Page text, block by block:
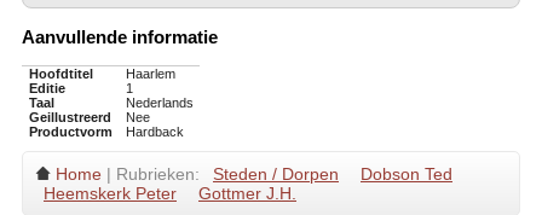
Aanvullende informatie
Hoofdtitel
Haarlem
Editie
1
Taal
Nederlands
Geillustreerd
Nee
Productvorm
Hardback
Home | Rubrieken: Steden / Dorpen
Dobson Ted
Heemskerk Peter
Gottmer J.H.